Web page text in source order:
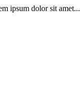
ipsum dolor sit amet...